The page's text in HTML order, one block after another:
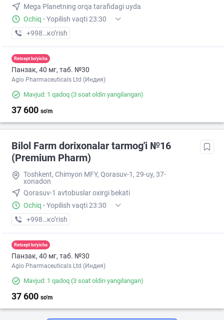
Mega Planetning orqa tarafidagi uyda
Ochiq · Yopilish vaqti 23:30
+998 (90) XXX-XX-XX
кo’rish
Retsept bo'yicha
Панзак, 40 мг, таб. №30
Agio Pharmaceuticals Ltd (Индия)
Mavjud: 1 qadoq (3 soat oldin yangilangan)
37 600 so'm
Bilol Farm dorixonalar tarmog'i №16
(Premium Pharm)
Toshkent, Chimyon MFY, Qorasuv-1, 29-uy, 37-
xonadon
Qorasuv-1 avtobuslar oxirgi bekati
Ochiq · Yopilish vaqti 23:30
+998 (77) XXX-XX-XX
кo’rish
Retsept bo'yicha
Панзак, 40 мг, таб. №30
Agio Pharmaceuticals Ltd (Индия)
Mavjud: 1 qadoq (3 soat oldin yangilangan)
37 600 so'm